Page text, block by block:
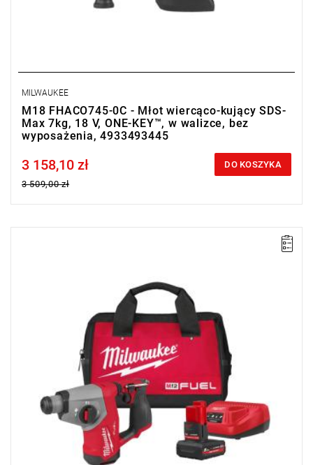
MILWAUKEE
M18 FHACO745-0C - Młot wiercąco-kujący SDS-
Max 7kg, 18 V, ONE-KEY™, w walizce, bez
wyposażenia, 4933493445
Price tax included
3 158,10 zł
3 509,00 zł
DO KOSZYKA